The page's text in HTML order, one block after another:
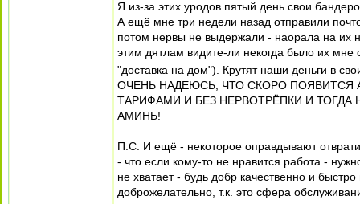
Я из-за этих уродов пятый день свои
А ещё мне три недели назад отправили
потом нервы не выдержали - наорала на их
этим дятлам видите-ли некогда было их мне
"доставка на дом"). Крутят наши деньги в
ОЧЕНЬ НАДЕЮСЬ, ЧТО СКОРО ПОЯВИТСЯ
ТАРИФАМИ И БЕЗ НЕРВОТРЁПКИ И ТОГДА
АМИНЬ!
П.С. И ещё - некоторое оправдывают
- что если кому-то не нравится работа -
не хватает - будь добр качественно и
доброжелательно, т.к. это сфера